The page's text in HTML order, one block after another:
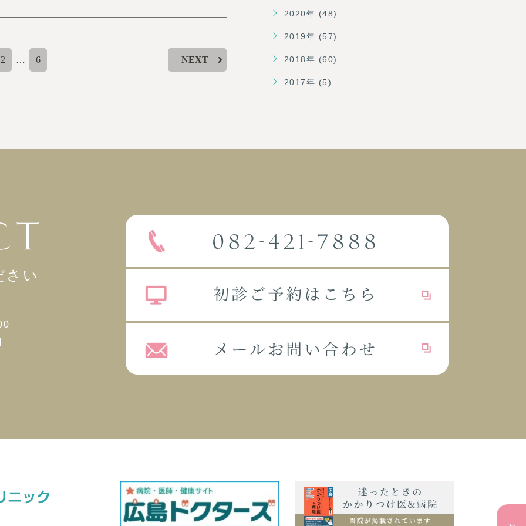
2 … 6 NEXT
2020年 (48)
2019年 (57)
2018年 (60)
2017年 (5)
さい